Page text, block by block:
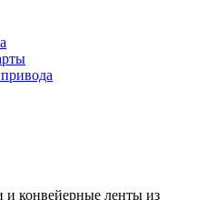
конвейерные ленты из